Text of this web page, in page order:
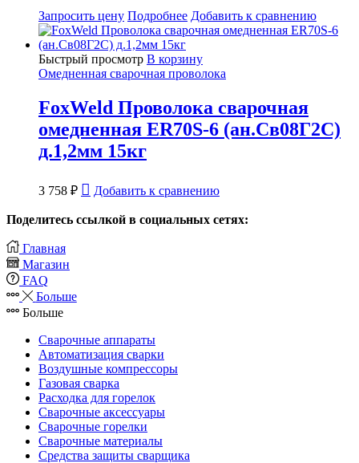
Запросить цену Подробнее Добавить к сравнению
Быстрый просмотр В корзину
Омедненная сварочная проволока
FoxWeld Проволока сварочная
омедненная ER70S-6 (ан.Св08Г2С)
д.1,2мм 15кг
3 758 ₽ Добавить к сравнению
Поделитесь ссылкой в социальных сетях:
Главная
Магазин
FAQ
Больше
Больше
Сварочные аппараты
Автоматизация сварки
Воздушные компрессоры
Газовая сварка
Расходка для горелок
Сварочные аксессуары
Сварочные горелки
Сварочные материалы
Средства защиты сварщика